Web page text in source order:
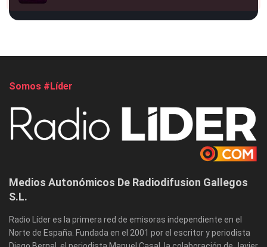
Somos #Líder
Medios Autonómicos De Radiodifusion Gallegos
S.L.
Radio Líder es la primera red de emisoras independiente en el
Norte de España. Fundada en el 2001 por el escritor y periodista